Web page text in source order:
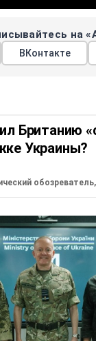
на
ВКонтакте
Британию
Украины?